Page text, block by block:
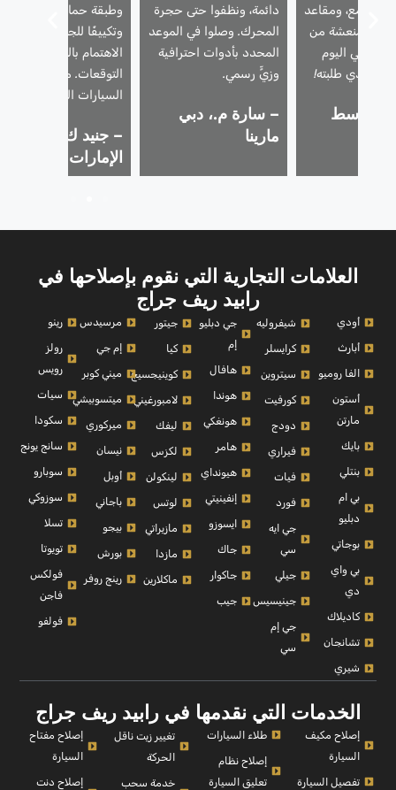
لامع، ومقاعد
منعشة من
في اليوم
الذي طلبته!
ز.، وسط
دائمة، ونظفوا حتى حجرة
المحرك. وصلوا في الموعد
المحدد بأدوات احترافية
وزيٍّ رسمي.
– سارة م.، دبي
مارينا
وطبقة حماية للطلاء،
وتكييفًا للجلد. فاق
الاهتمام بالتفاصيل كل
التوقعات. مثالية لمالكي
السيارات الفاخرة.
– جنيد ك.، تلال
الإمارات
العلامات التجارية التي نقوم بإصلاحها في
رابيد ريف جراج
أودي
أبارث
الفا روميو
أستون
مارتن
بايك
بنتلي
بي ام
دبليو
بوجاتي
بي واي
دي
كاديلاك
تشانجان
شيري
شيفروليه
كرايسلر
سيتروين
كورفيت
دودج
فيراري
فيات
فورد
جي ايه
سي
جيلي
جينيسيس
جي إم
سي
جي دبليو
إم
هافال
هوندا
هونغكي
هامر
هيونداي
إنفينيتي
ايسوزو
جاك
جاكوار
جيب
جيتور
كيا
كوينيجسيج
لامبورغيني
ليفك
لكزس
لينكولن
لوتس
مازيراتي
مازدا
ماكلارين
مرسيدس
إم جي
ميني كوبر
ميتسوبيشي
ميركوري
نيسان
أوبل
باجاني
بيجو
بورش
رينج روفر
رينو
رولز
رويس
سيات
سكودا
سانج يونج
سوبارو
سوزوكي
تسلا
تويوتا
فولكس
فاجن
فولفو
الخدمات التي نقدمها في رابيد ريف جراج
إصلاح مكيف
السيارة
تفصيل السيارة
طلاء السيارات
إصلاح نظام
تعليق السيارة
تغيير زيت ناقل
الحركة
خدمة سحب
إصلاح مفتاح
السيارة
إصلاح دنت